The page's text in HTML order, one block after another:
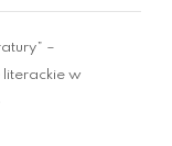
–
w